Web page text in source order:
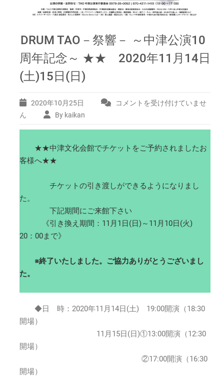
DRUM TAO－祭響－ ～中津公演10
周年記念～ ★★ 2020年11月14日
(土)15日(日)
2020年10月25日
DRUM
響
津
演
10
念
2020
年
11
14
コメントを受け付けていませ
ん
By kaikan
★★中津文化会館でチケットをご予約されましたお
客様へ★★
チケットの引き渡しができるようになりまし
た。
下記期間にご来館下さい
《引き換え期間：11月1日(日)～11月10日(火)
20：00まで》
※終了いたしました。ご協力ありがとうございまし
た。
◆日 時：2020年11月14日(土) 19:00開演（18:30
開場）
11月15日(日)①13:00開演（12:30
開場）
②17:00開演（16:30
開場）